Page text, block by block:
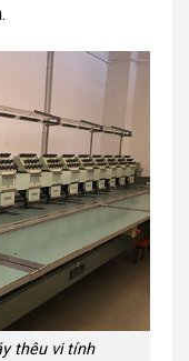
thêu vi tính